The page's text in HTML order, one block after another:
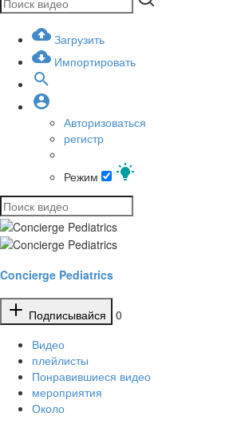
Загрузить
Импортировать
Авторизоваться
регистр
Режим
Concierge Pediatrics
Подписывайся
0
Видео
плейлисты
Понравившиеся видео
мероприятия
Около